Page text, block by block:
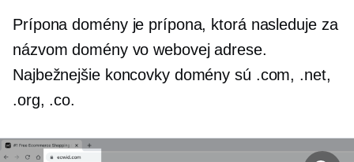
Prípona domény je prípona, ktorá nasleduje za
názvom domény vo webovej adrese.
Najbežnejšie koncovky domény sú .com, .net,
.org, .co.